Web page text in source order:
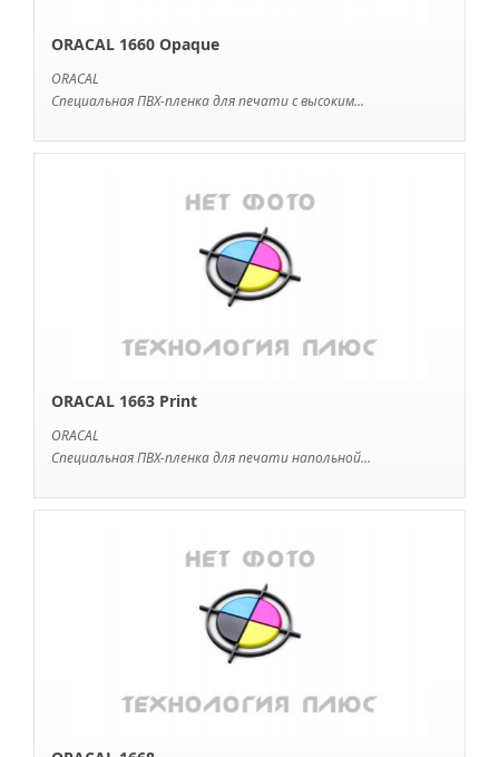
ORACAL 1660 Opaque
ORACAL
Специальная ПВХ-пленка для печати с высоким...
ORACAL 1663 Print
ORACAL
Специальная ПВХ-пленка для печати напольной...